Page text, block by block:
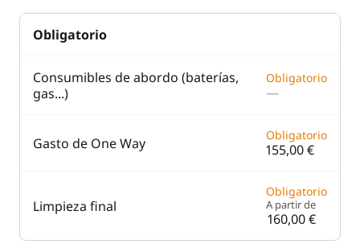
Obligatorio
Consumibles de abordo (baterías,
gas...)
Obligatorio
—
Gasto de One Way Obligatorio
155,00 €
Limpieza final
Obligatorio
A partir de
160,00 €